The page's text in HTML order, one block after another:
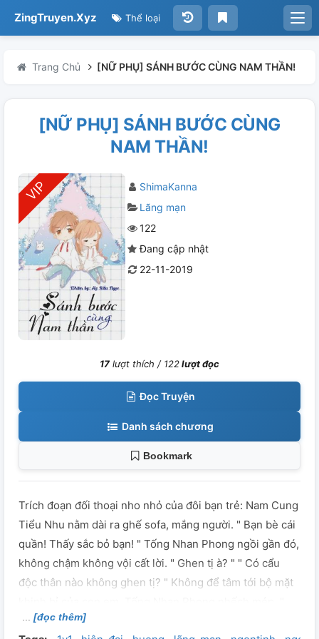
ZingTruyen.Xyz Thể loại
Trang Chủ [NỮ PHỤ] SÁNH BƯỚC CÙNG NAM THẦN!
[NỮ PHỤ] SÁNH BƯỚC CÙNG
NAM THẦN!
ShimaKanna
Lãng mạn
122
Đang cập nhật
22-11-2019
17 lượt thích / 122lượt đọc
Đọc Truyện
Danh sách chương
Bookmark
Trích đoạn đối thoại nho nhỏ của đôi bạn trẻ: Nam Cung
Tiểu Nhu nằm dài ra ghế sofa, mắng người. " Bạn bè cái
quần! Thấy sắc bỏ bạn! " Tống Nhan Phong ngồi gần đó,
không chậm không vội cất lời. " Ghen tị à? " " Có cẩu
độc thân nào không ghen tị? " Không để tâm tới bộ mặt
Chưa gì đã muốn có bạn trai? " Nam Cung Tiểu Nhu bĩu
[đọc thêm]